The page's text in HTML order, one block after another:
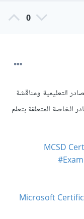
0
التعليمية ومناقشة
الخاصة المتعلقة بتعلم
MCSD
Microsoft